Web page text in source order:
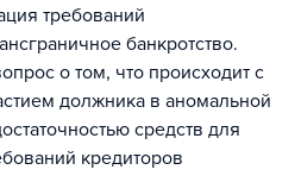
требований
банкротство.
о том, что происходит с
должника в аномальной
средств для
кредиторов